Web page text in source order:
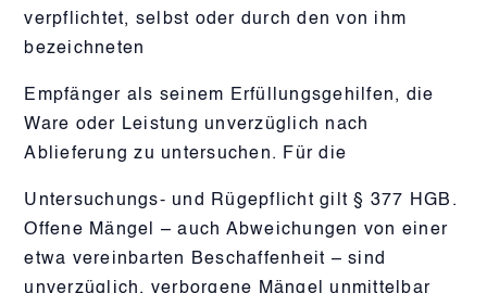
verpflichtet, selbst oder durch den von ihm
bezeichneten
Empfänger als seinem Erfüllungsgehilfen, die
Ware oder Leistung unverzüglich nach
Ablieferung zu untersuchen. Für die
Untersuchungs- und Rügepflicht gilt § 377 HGB.
Offene Mängel – auch Abweichungen von einer
etwa vereinbarten Beschaffenheit – sind
unverzüglich, verborgene Mängel unmittelbar